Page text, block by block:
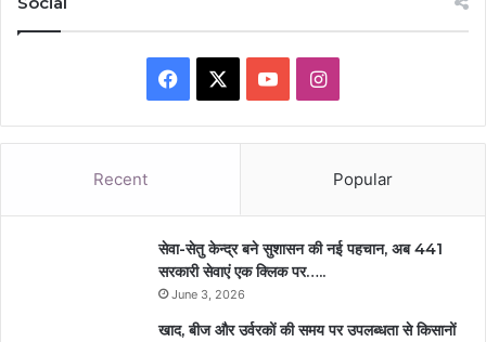
Facebook YouTubeInstagram
Recent Popular
सेवा-सेतु केन्द्र बने सुशासन की नई पहचान, अब 441
सरकारी सेवाएं एक क्लिक पर…..
June 3, 2026
खाद, बीज और उर्वरकों की समय पर उपलब्धता से किसानों